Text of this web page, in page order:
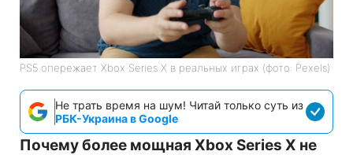
PS5 опережает Xbox Series X в реальных играх (фото: Pexels)
Не трать время на шум! Читай только суть из
РБК-Украина в Google
Почему более мощная Xbox Series X не